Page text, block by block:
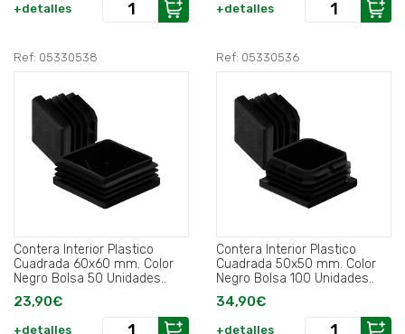
+detalles +detalles
Ref: 05330538
Contera Interior Plastico
Cuadrada 60x60 mm. Color
Negro Bolsa 50 Unidades..
23,90€
+detalles
Ref: 05330536
Contera Interior Plastico
Cuadrada 50x50 mm. Color
Negro Bolsa 100 Unidades..
34,90€
+detalles